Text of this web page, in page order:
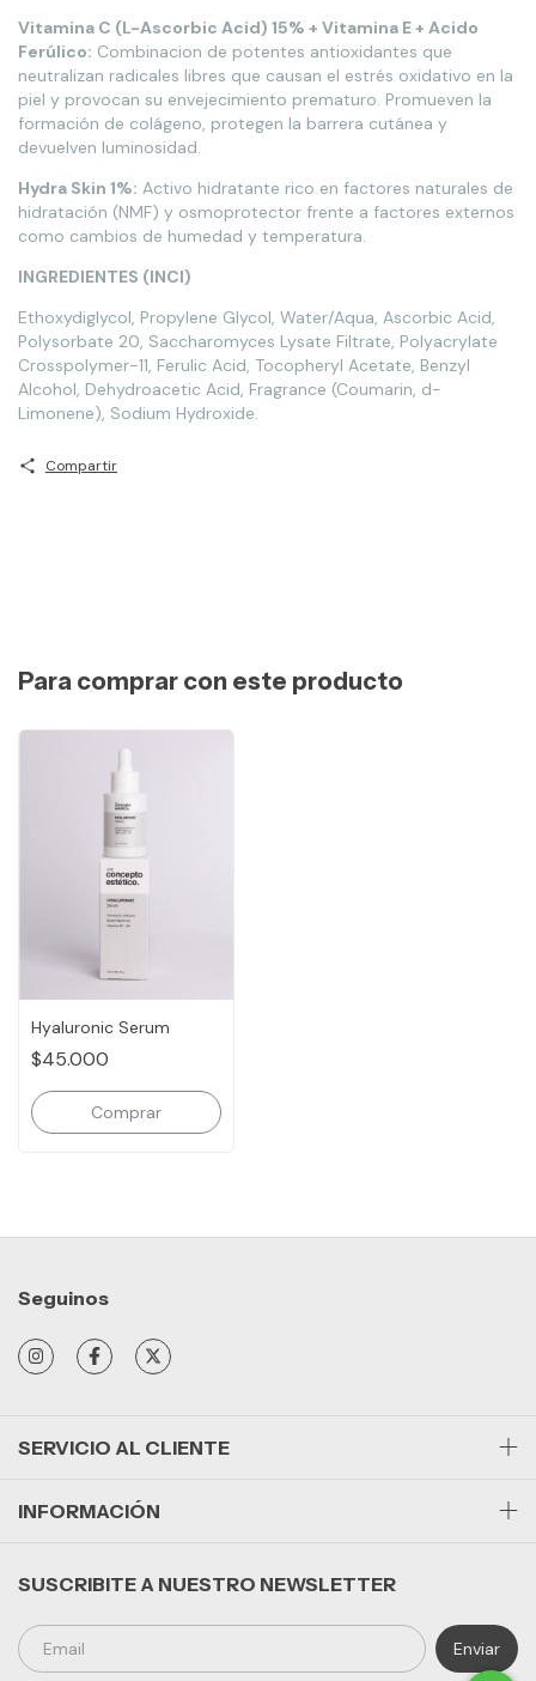
Vitamina C (L-Ascorbic Acid) 15% + Vitamina E + Acido
Ferúlico: Combinacion de potentes antioxidantes que
neutralizan radicales libres que causan el estrés oxidativo en la
piel y provocan su envejecimiento prematuro. Promueven la
formación de colágeno, protegen la barrera cutánea y
devuelven luminosidad.
Hydra Skin 1%: Activo hidratante rico en factores naturales de
hidratación (NMF) y osmoprotector frente a factores externos
como cambios de humedad y temperatura.
INGREDIENTES (INCI)
Ethoxydiglycol, Propylene Glycol, Water/Aqua, Ascorbic Acid,
Polysorbate 20, Saccharomyces Lysate Filtrate, Polyacrylate
Crosspolymer-11, Ferulic Acid, Tocopheryl Acetate, Benzyl
Alcohol, Dehydroacetic Acid, Fragrance (Coumarin, d-
Limonene), Sodium Hydroxide.
Compartir
Para comprar con este producto
Hyaluronic Serum
$45.000
Seguinos
SERVICIO AL CLIENTE
INFORMACIÓN
SUSCRIBITE A NUESTRO NEWSLETTER